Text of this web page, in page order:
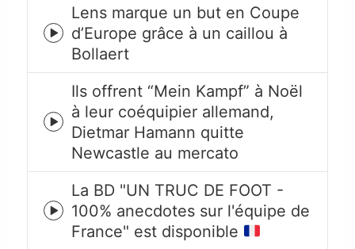
Episode
play
icon
Lens marque un but en Coupe
d’Europe grâce à un caillou à
Bollaert
Episode
play
icon
Ils offrent “Mein Kampf” à Noël
à leur coéquipier allemand,
Dietmar Hamann quitte
Newcastle au mercato
Episode
play
La BD "UN TRUC DE FOOT -
100% anecdotes sur l'équipe de
France" est disponible